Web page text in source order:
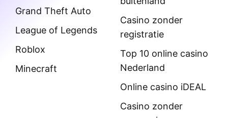
Grand Theft Auto
League of Legends
Roblox
Minecraft
Casino zonder
registratie
Top 10 online casino
Nederland
Online casino iDEAL
Casino zonder